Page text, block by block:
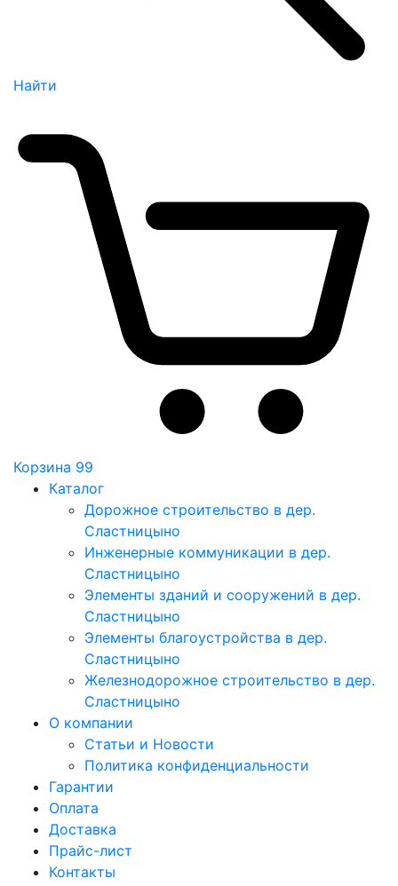
Найти
Корзина 99
Каталог
Дорожное строительство в дер.
Сластницыно
Инженерные коммуникации в дер.
Сластницыно
Элементы зданий и сооружений в дер.
Сластницыно
Элементы благоустройства в дер.
Сластницыно
Железнодорожное строительство в дер.
Сластницыно
О компании
Статьи и Новости
Политика конфиденциальности
Гарантии
Оплата
Доставка
Прайс-лист
Контакты